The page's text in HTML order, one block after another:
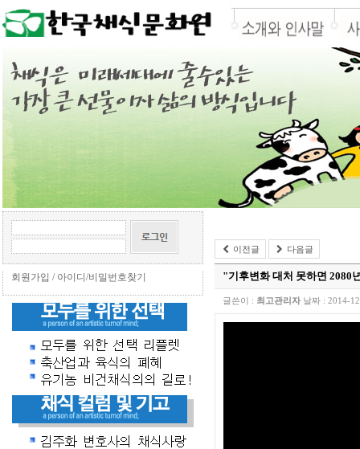
회원가입 / 아이디/비밀번호찾기
이전글 다음글
"기후변화 대처 못하면 2080
글쓴이 : 최고관리자 날짜 : 2014-